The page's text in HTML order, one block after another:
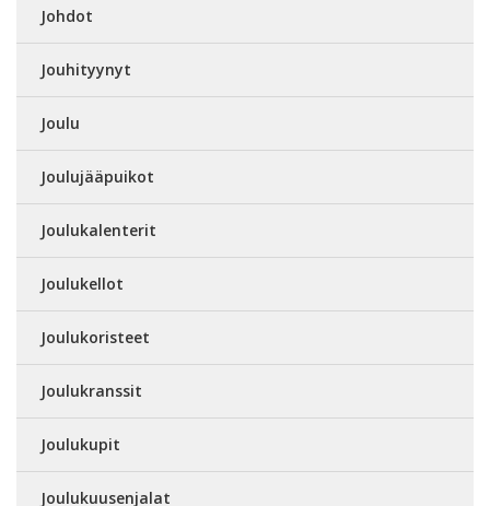
Johdot
Jouhityynyt
Joulu
Joulujääpuikot
Joulukalenterit
Joulukellot
Joulukoristeet
Joulukranssit
Joulukupit
Joulukuusenjalat